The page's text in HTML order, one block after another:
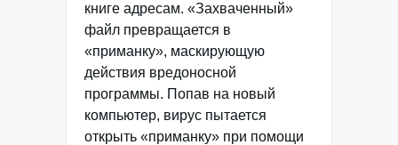
книге адресам. «Захваченный»
файл превращается в
«приманку», маскирующую
действия вредоносной
программы. Попав на новый
компьютер, вирус пытается
открыть «приманку» при помощи